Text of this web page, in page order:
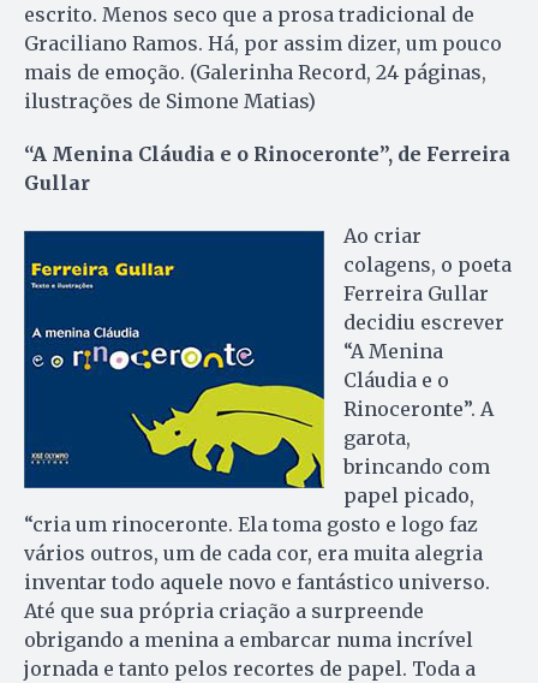
escrito. Menos seco que a prosa tradicional de
Graciliano Ramos. Há, por assim dizer, um pouco
mais de emoção. (Galerinha Record, 24 páginas,
ilustrações de Simone Matias)
“A Menina Cláudia e o Rinoceronte”, de Ferreira
Gullar
Ao criar
colagens, o poeta
Ferreira Gullar
decidiu escrever
“A Menina
Cláudia e o
Rinoceronte”. A
garota,
brincando com
papel picado,
“cria um rinoceronte. Ela toma gosto e logo faz
vários outros, um de cada cor, era muita alegria
inventar todo aquele novo e fantástico universo.
Até que sua própria criação a surpreende
obrigando a menina a embarcar numa incrível
jornada e tanto pelos recortes de papel. Toda a